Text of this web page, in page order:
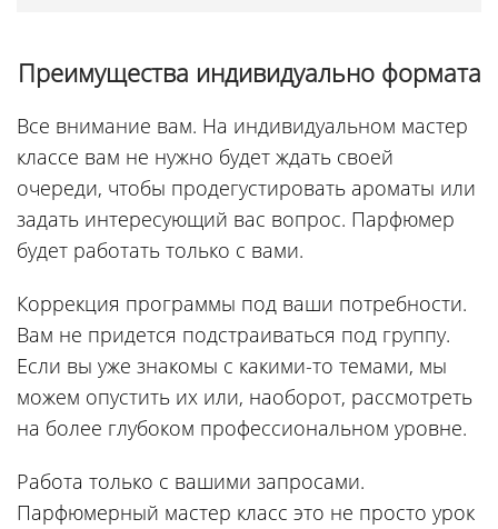
Преимущества индивидуально формата
Все внимание вам. На индивидуальном мастер
классе вам не нужно будет ждать своей
очереди, чтобы продегустировать ароматы или
задать интересующий вас вопрос. Парфюмер
будет работать только с вами.
Коррекция программы под ваши потребности.
Вам не придется подстраиваться под группу.
Если вы уже знакомы с какими-то темами, мы
можем опустить их или, наоборот, рассмотреть
на более глубоком профессиональном уровне.
Работа только с вашими запросами.
Парфюмерный мастер класс это не просто урок